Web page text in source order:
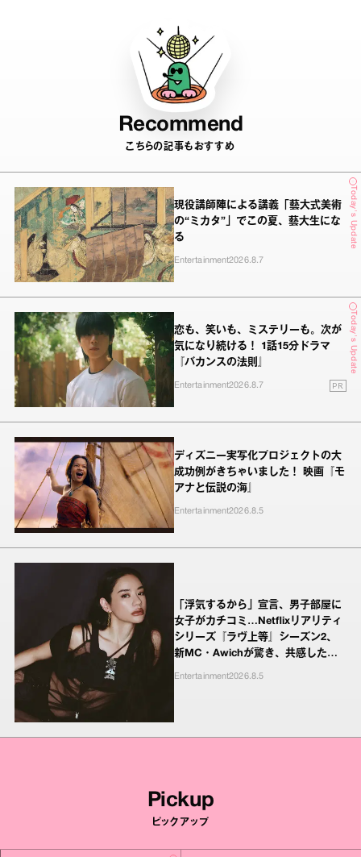
Recommend
こちらの記事もおすすめ
Today's Update
現役講師陣による講義「藝大式美術
の“ミカタ”」でこの夏、藝大生にな
る
Entertainment2026.8.7
Today's Update
恋も、笑いも、ミステリーも。次が
気になり続ける！ 1話15分ドラマ
『バカンスの法則』
Entertainment2026.8.7 PR
ディズニー実写化プロジェクトの大
成功例がきちゃいました！ 映画『モ
アナと伝説の海』
Entertainment2026.8.5
「浮気するから」宣言、男子部屋に
女子がカチコミ…Netflixリアリティ
シリーズ『ラヴ上等』シーズン2、
新MC・Awichが驚き、共感したヤ
Entertainment2026.8.5
Pickup
ピックアップ